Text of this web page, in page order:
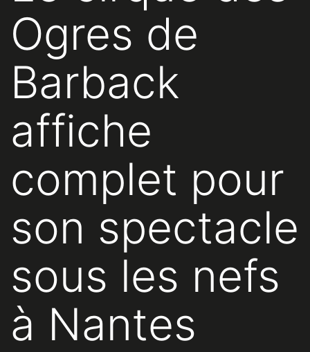
Ogres de
Barback
affiche
complet pour
son spectacle
sous les nefs
à Nantes